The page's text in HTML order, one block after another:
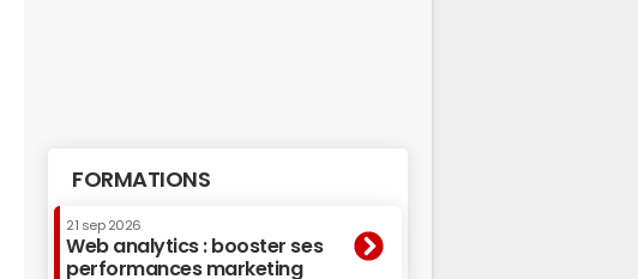
FORMATIONS
21 sep 2026
Web analytics : booster ses
performances marketing